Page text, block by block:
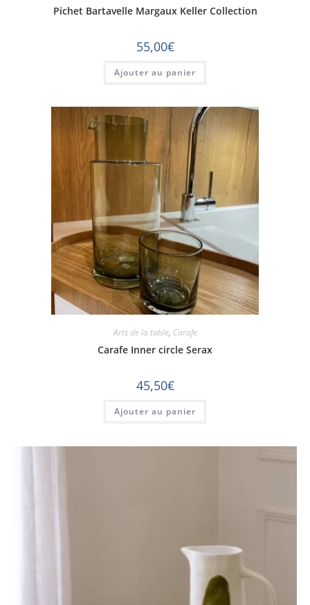
Pichet Bartavelle Margaux Keller Collection
55,00€
Ajouter au panier
Arts de la table, Carafe
Carafe Inner circle Serax
45,50€
Ajouter au panier